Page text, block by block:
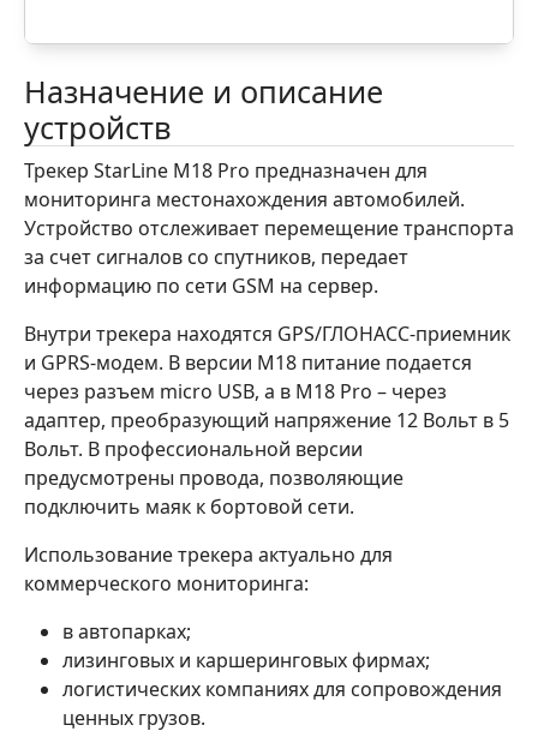
Назначение и описание
устройств
Трекер StarLine M18 Pro предназначен для
мониторинга местонахождения автомобилей.
Устройство отслеживает перемещение транспорта
за счет сигналов со спутников, передает
информацию по сети GSM на сервер.
Внутри трекера находятся GPS/ГЛОНАСС-приемник
и GPRS-модем. В версии M18 питание подается
через разъем micro USB, а в M18 Pro – через
адаптер, преобразующий напряжение 12 Вольт в 5
Вольт. В профессиональной версии
предусмотрены провода, позволяющие
подключить маяк к бортовой сети.
Использование трекера актуально для
коммерческого мониторинга:
в автопарках;
лизинговых и каршеринговых фирмах;
логистических компаниях для сопровождения
ценных грузов.